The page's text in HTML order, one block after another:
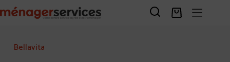
au
Panier
Bellavita